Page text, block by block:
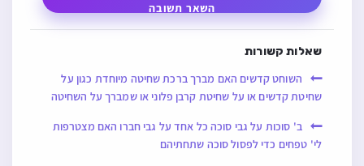
השאר תשובה
שאלות קשורות
השוחט קדשים האם מברך ברכת שחיטה מיוחדת כגון על
שחיטת קדשים או על שחיטת קרבן פלוני או שמברך על השחיטה
ב' סוכות על גבי סוכה כל אחד על גבי חברו האם מצטרפות
לי' טפחים כדי לפסול סוכה שתחתיהם